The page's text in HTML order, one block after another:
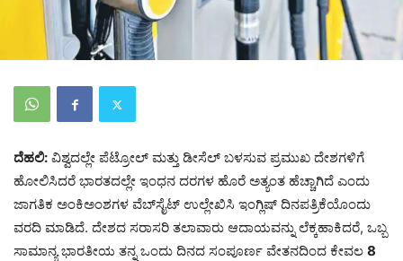
ದೆಹಲಿ: ವಿಶ್ವದಲ್ಲೇ ಪೆಟ್ರೋಲ್ ಮತ್ತು ಡೀಸೆಲ್ ಬಳಸುವ ಪ್ರಮುಖ ದೇಶಗಳಿಗೆ
ಹೋಲಿಸಿದರೆ ಭಾರತದಲ್ಲೇ ಇಂಧನ ದರಗಳ ಹೊರೆ ಅತ್ಯಂತ ಹೆಚ್ಚಾಗಿದೆ ಎಂದು
ಜಾಗತಿಕ ಅಂಕಿಅಂಶಗಳ ವೆಬ್‌ಸೈಟ್ ಉಲ್ಲೇಖಿಸಿ ಇಂಗ್ಲಿಷ್ ದಿನಪತ್ರಿಕೆಯೊಂದು
ವರದಿ ಮಾಡಿದೆ. ದೇಶದ ಸರಾಸರಿ ತಲಾವಾರು ಆದಾಯವನ್ನು ಲೆಕ್ಕಹಾಕಿದರೆ, ಒಬ್ಬ
ಸಾಮಾನ್ಯ ಭಾರತೀಯ ತನ್ನ ಒಂದು ದಿನದ ಸಂಪೂರ್ಣ ವೇತನದಿಂದ ಕೇವಲ 8